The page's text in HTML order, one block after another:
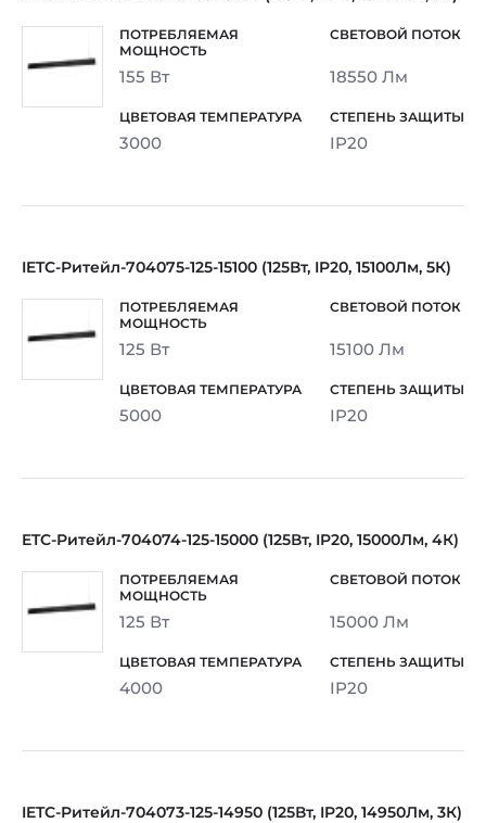
155 Вт 18550 Лм
3000 IP20
IETC-Ритейл-704075-125-15100 (125Вт, IP20, 15100Лм, 5К)
125 Вт 15100 Лм
5000 IP20
ETC-Ритейл-704074-125-15000 (125Вт, IP20, 15000Лм, 4К)
125 Вт 15000 Лм
4000 IP20
IETC-Ритейл-704073-125-14950 (125Вт, IP20, 14950Лм, 3К)